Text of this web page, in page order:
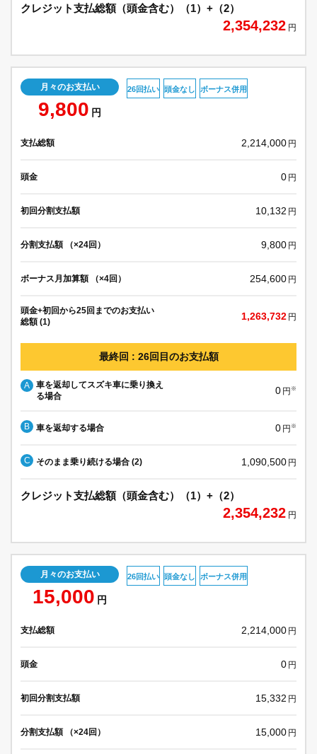
クレジット支払総額（頭金含む）（1）+（2）
2,354,232 円
月々のお支払い
9,800 円
26回払い 頭金なし ボーナス併用
支払総額 2,214,000 円
頭金 0 円
初回分割支払額 10,132 円
分割支払額 （×24回） 9,800 円
ボーナス月加算額 （×4回） 254,600 円
頭金+初回から25回までのお支払い
総額 (1)
1,263,732 円
最終回 : 26回目のお支払額
A
車を返却してスズキ車に乗り換え
る場合
0 円 ※
B 車を返却する場合 0 円 ※
C そのまま乗り続ける場合 (2) 1,090,500 円
クレジット支払総額（頭金含む）（1）+（2）
2,354,232 円
月々のお支払い
15,000 円
26回払い 頭金なし ボーナス併用
支払総額 2,214,000 円
頭金 0 円
初回分割支払額 15,332 円
分割支払額 （×24回） 15,000 円